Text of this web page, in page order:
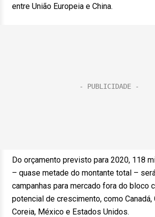
entre União Europeia e China.
Do orçamento previsto para 2020, 118
– quase metade do montante total –
campanhas para mercado fora do bloco
potencial de crescimento, como Canadá,
Coreia, México e Estados Unidos.